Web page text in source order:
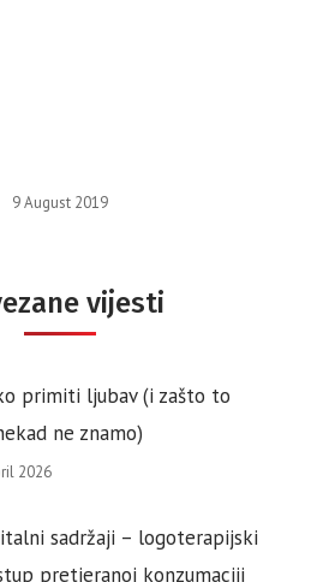
9 August 2019
vijesti
primiti ljubav (i zašto to
ne znamo)
2026
sadržaji – logoterapijski
pretjeranoj konzumaciji